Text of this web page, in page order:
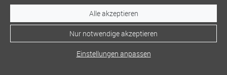
Alle akzeptieren
Nur notwendige akzeptieren
Einstellungen anpassen